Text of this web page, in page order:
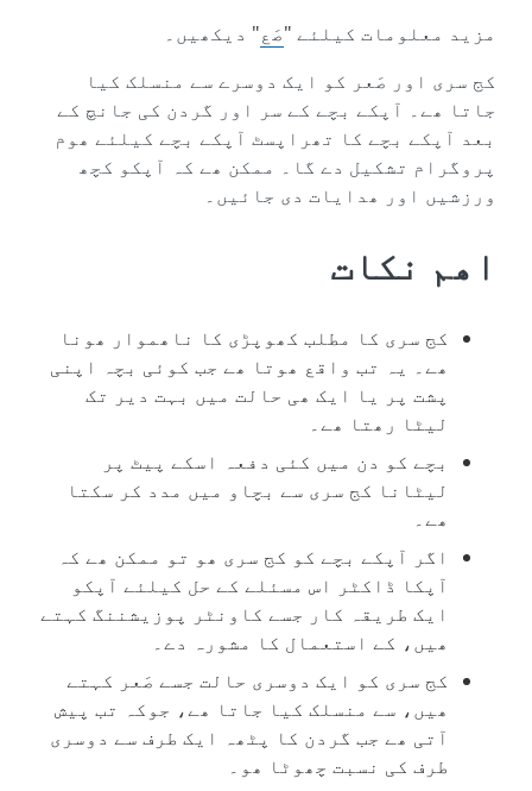
مزید معلومات کیلئے "صَع" دیکھیں۔
کج سری اور صَعر کو ایک دوسرے سے منسلک کیا
جاتا ھے۔ آپکے بچے کے سر اور گردن کی جانچ کے
بعد آپکے بچے کا تھراپسٹ آپکے بچے کیلئے ھوم
پروگرام تشکیل دے گا۔ ممکن ھے کہ آپکو کچھ
ورزشیں اور ھدایات دی جائیں۔
اھم نکات
کج سری کا مطلب کھوپڑی کا ناھموار ھونا
ھے۔ یہ تب واقع ھوتا ھے جب کوئی بچہ اپنی
پشت پر یا ایک ھی حالت میں بہت دیر تک
لیٹا رھتا ھے۔
بچے کو دن میں کئی دفعہ اسکے پیٹ پر
لیٹانا کج سری سے بچاو میں مدد کر سکتا
ھے۔
اگر آپکے بچے کو کج سری ھو تو ممکن ھے کہ
آپکا ڈاکٹر اس مسئلے کے حل کیلئے آپکو
ایک طریقہ کار جسے کاونٹر پوزیشننگ کہتے
ھیں، کے استعمال کا مشورہ دے۔
کج سری کو ایک دوسری حالت جسے صَعر کہتے
ھیں، سے منسلک کیا جاتا ھے، جوکہ تب پیش
آتی ھے جب گردن کا پٹھہ ایک طرف سے دوسری
طرف کی نسبت چھوٹا ھو۔